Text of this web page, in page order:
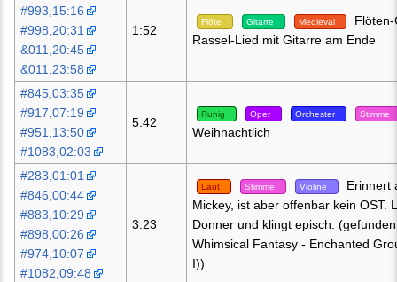
#993,15:16
#998,20:31
&011,20:45
&011,23:58
1:52
Flöte Gitarre Medieval
Rassel-Lied mit Gitarre am Ende
#845,03:35
#917,07:19
#951,13:50
#1083,02:03
5:42
Ruhig Oper Orchester Stimme
Weihnachtlich
#283,01:01
#846,00:44
#883,10:29
#898,00:26
#974,10:07
#1082,09:48
3:23
Laut Stimme Violine
Erinnert
Mickey, ist aber offenbar kein OST.
Donner und klingt episch.
Whimsical Fantasy - Enchanted
I))